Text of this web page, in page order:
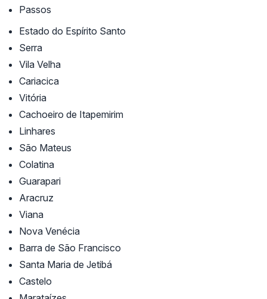
Passos
Estado do Espírito Santo
Serra
Vila Velha
Cariacica
Vitória
Cachoeiro de Itapemirim
Linhares
São Mateus
Colatina
Guarapari
Aracruz
Viana
Nova Venécia
Barra de São Francisco
Santa Maria de Jetibá
Castelo